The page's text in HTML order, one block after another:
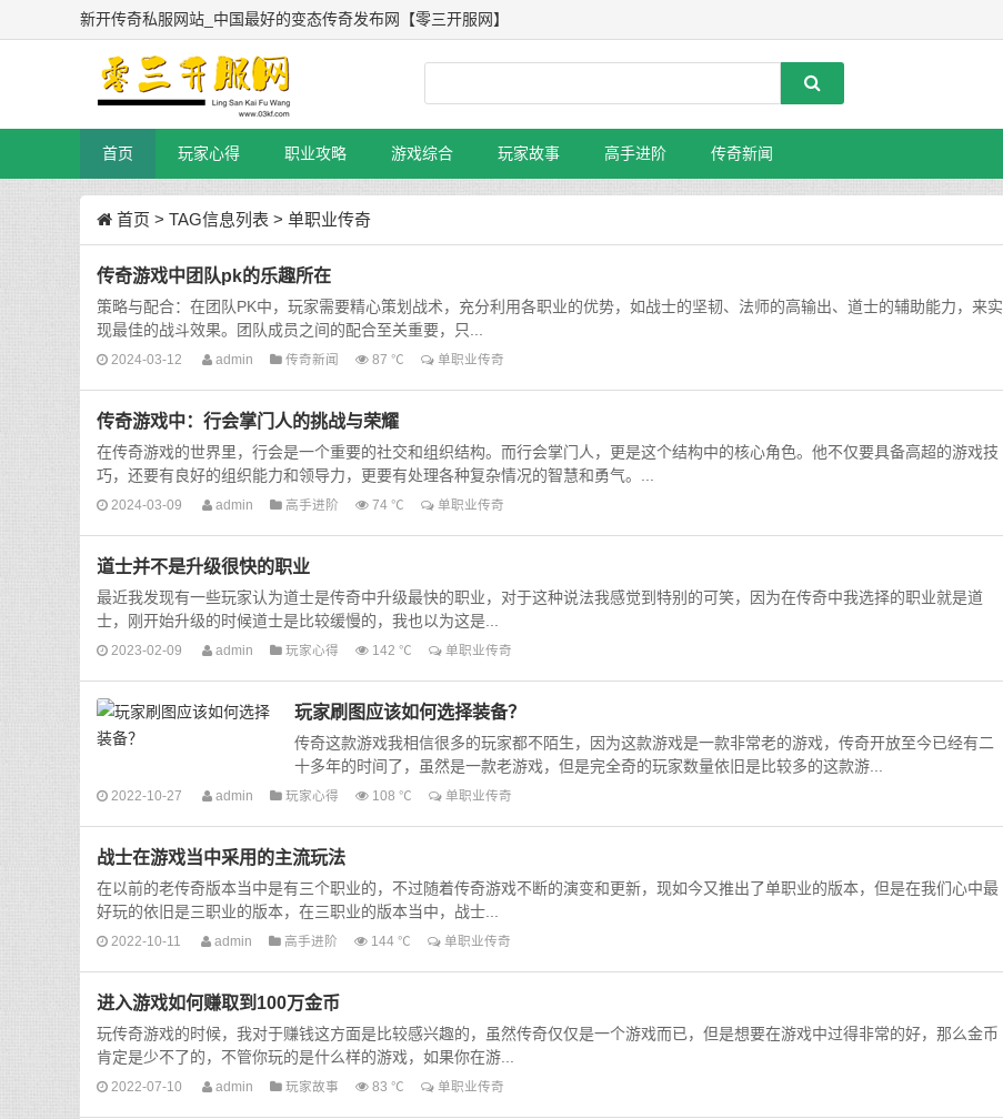
新开传奇私服网站_中国最好的变态传奇发布网【零三开服网】
首页 玩家心得 职业攻略 游戏综合 玩家故事 高手进阶 传奇新闻
首页 > TAG信息列表 > 单职业传奇
传奇游戏中团队pk的乐趣所在
策略与配合：在团队PK中，玩家需要精心策划战术，充分利用各职业的优势，如战士的坚韧、法师的高输出、道士的辅助能力，来实
现最佳的战斗效果。团队成员之间的配合至关重要，只...
2024-03-12 admin 传奇新闻 87 ℃ 单职业传奇
传奇游戏中：行会掌门人的挑战与荣耀
在传奇游戏的世界里，行会是一个重要的社交和组织结构。而行会掌门人，更是这个结构中的核心角色。他不仅要具备高超的游戏技
巧，还要有良好的组织能力和领导力，更要有处理各种复杂情况的智慧和勇气。...
2024-03-09 admin 高手进阶 74 ℃ 单职业传奇
道士并不是升级很快的职业
最近我发现有一些玩家认为道士是传奇中升级最快的职业，对于这种说法我感觉到特别的可笑，因为在传奇中我选择的职业就是道
士，刚开始升级的时候道士是比较缓慢的，我也以为这是...
2023-02-09 admin 玩家心得 142 ℃ 单职业传奇
玩家刷图应该如何选择装备？
传奇这款游戏我相信很多的玩家都不陌生，因为这款游戏是一款非常老的游戏，传奇开放至今已经有二
十多年的时间了，虽然是一款老游戏，但是完全奇的玩家数量依旧是比较多的这款游...
2022-10-27 admin 玩家心得 108 ℃ 单职业传奇
战士在游戏当中采用的主流玩法
在以前的老传奇版本当中是有三个职业的，不过随着传奇游戏不断的演变和更新，现如今又推出了单职业的版本，但是在我们心中最
好玩的依旧是三职业的版本，在三职业的版本当中，战士...
2022-10-11 admin 高手进阶 144 ℃ 单职业传奇
进入游戏如何赚取到100万金币
玩传奇游戏的时候，我对于赚钱这方面是比较感兴趣的，虽然传奇仅仅是一个游戏而已，但是想要在游戏中过得非常的好，那么金币
肯定是少不了的，不管你玩的是什么样的游戏，如果你在游...
2022-07-10 admin 玩家故事 83 ℃ 单职业传奇